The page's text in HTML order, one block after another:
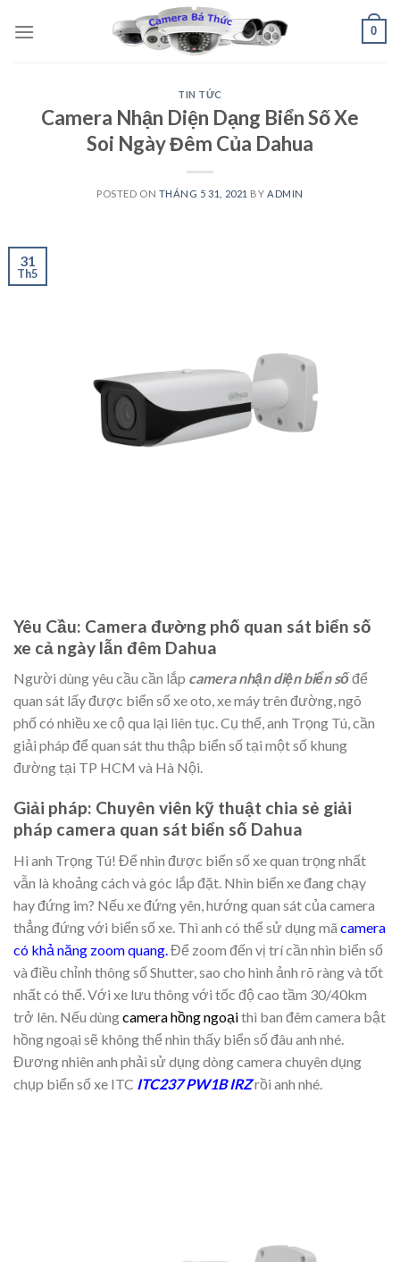
0
TIN TỨC
Camera Nhận Diện Dạng Biển Số Xe
Soi Ngày Đêm Của Dahua
POSTED ON THÁNG 5 31, 2021 BY ADMIN
31
Th5
Yêu Cầu: Camera đường phố quan sát biển số
xe cả ngày lẫn đêm Dahua
Người dùng yêu cầu cần lắp camera nhận diện biển sốđể
quan sát lấy được biển số xe oto, xe máy trên đường, ngõ
phố có nhiều xe cộ qua lại liên tục. Cụ thể, anh Trọng Tú, cần
giải pháp để quan sát thu thập biển số tại một số khung
đường tại TP HCM và Hà Nội.
Giải pháp: Chuyên viên kỹ thuật chia sẻ giải
pháp camera quan sát biển số Dahua
Hi anh Trọng Tú! Để nhìn được biển số xe quan trọng nhất
vẫn là khoảng cách và góc lắp đặt. Nhìn biển xe đang chạy
hay đứng im? Nếu xe đứng yên, hướng quan sát của camera
thẳng đứng với biển số xe. Thì anh có thể sử dụng mã camera
có khả năng zoom quang. Để zoom đến vị trí cần nhìn biển số
và điều chỉnh thông số Shutter, sao cho hình ảnh rõ ràng và tốt
nhất có thể. Với xe lưu thông với tốc độ cao tầm 30/40km
trở lên. Nếu dùngcamera hồng ngoạithì ban đêm camera bật
hồng ngoại sẽ không thể nhìn thấy biển số đâu anh nhé.
Đương nhiên anh phải sử dụng dòng camera chuyên dụng
chụp biển số xe ITC ITC237 PW1B IRZrồi anh nhé.